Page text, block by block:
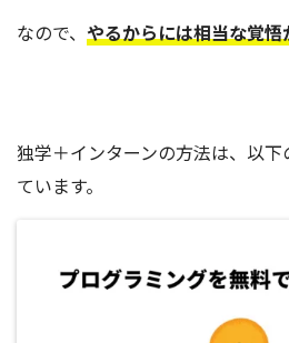
なので、 やるからには相当な覚
独学＋インターンの方法は、以
ています。